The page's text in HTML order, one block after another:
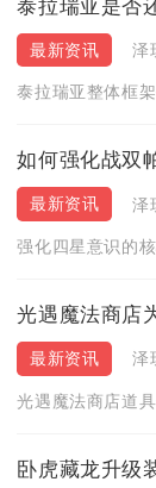
泰拉瑞亚是否
最新资讯 泽
如何强化战双
最新资讯 泽
光遇魔法商店
最新资讯 泽
卧虎藏龙升级